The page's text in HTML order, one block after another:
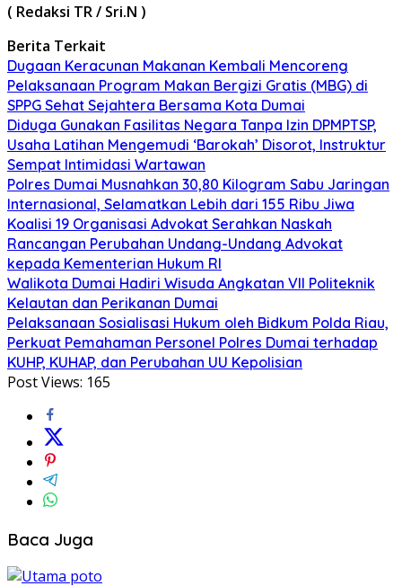
( Redaksi TR / Sri.N )
Berita Terkait
Dugaan Keracunan Makanan Kembali Mencoreng
Pelaksanaan Program Makan Bergizi Gratis (MBG) di
SPPG Sehat Sejahtera Bersama Kota Dumai
Diduga Gunakan Fasilitas Negara Tanpa Izin DPMPTSP,
Usaha Latihan Mengemudi ‘Barokah’ Disorot, Instruktur
Sempat Intimidasi Wartawan
Polres Dumai Musnahkan 30,80 Kilogram Sabu Jaringan
Internasional, Selamatkan Lebih dari 155 Ribu Jiwa
Koalisi 19 Organisasi Advokat Serahkan Naskah
Rancangan Perubahan Undang-Undang Advokat
kepada Kementerian Hukum RI
Walikota Dumai Hadiri Wisuda Angkatan VII Politeknik
Kelautan dan Perikanan Dumai
Pelaksanaan Sosialisasi Hukum oleh Bidkum Polda Riau,
Perkuat Pemahaman Personel Polres Dumai terhadap
KUHP, KUHAP, dan Perubahan UU Kepolisian
Post Views: 165
Baca Juga